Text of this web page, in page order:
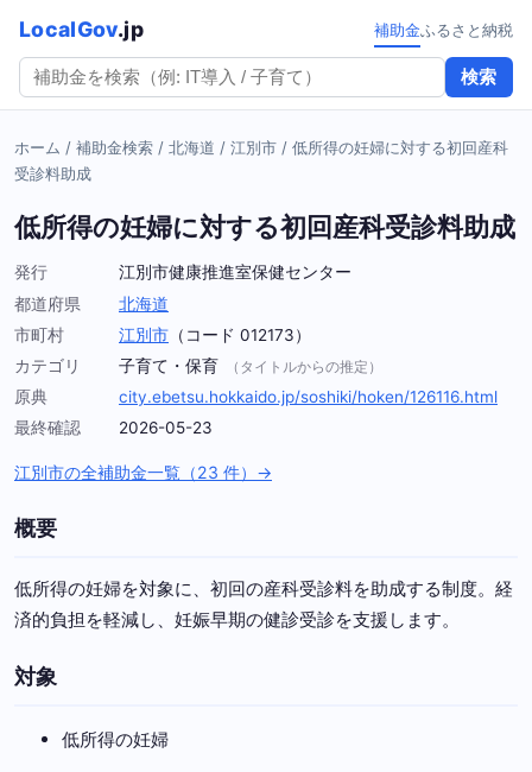
LocalGov.jp
検索
補助金ふるさと納税
ホーム / 補助金検索 / 北海道 / 江別市 / 低所得の妊婦に対する初回産科
受診料助成
低所得の妊婦に対する初回産科受診料助成
発行
江別市健康推進室保健センター
都道府県
北海道
市町村
江別市 （コード 012173）
カテゴリ
子育て・保育 （タイトルからの推定）
原典
city.ebetsu.hokkaido.jp/soshiki/hoken/126116.html
最終確認
2026-05-23
江別市の全補助金一覧（23 件）→
概要
低所得の妊婦を対象に、初回の産科受診料を助成する制度。経
済的負担を軽減し、妊娠早期の健診受診を支援します。
対象
低所得の妊婦